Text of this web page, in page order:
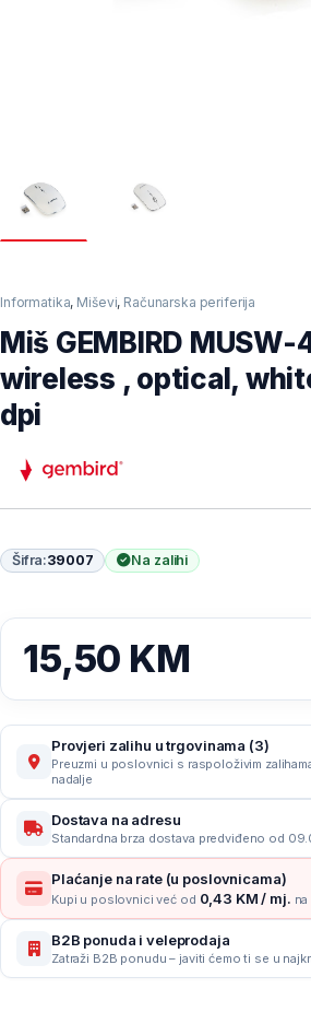
Informatika, Miševi, Računarska periferija
Miš GEMBIRD
wireless , optical,
dpi
Šifra:39007 Na zalihi
15,50 KM
Provjeri zalihu u trgovinama (3)
Preuzmi u poslovnici s raspoloživim
nadalje
Dostava na adresu
Standardna brza dostava predviđeno od
Plaćanje na rate (u poslovnicama)
Kupi u poslovnici već od 0,43 KM / mj.
B2B ponuda i veleprodaja
Zatraži B2B ponudu – javiti ćemo ti se u